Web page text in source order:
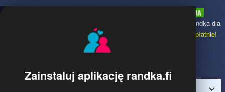
Zainstaluj aplikację randka.fi
to najpopularniejsza Randka dla
Polaków w Finlandii,
dołącz bezpłatnie!